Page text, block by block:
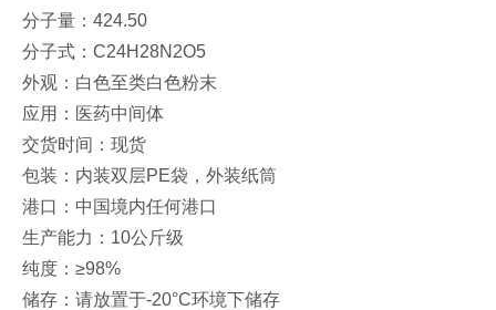
分子量：424.50
分子式：C24H28N2O5
外观：白色至类白色粉末
应用：医药中间体
交货时间：现货
包装：内装双层PE袋，外装纸筒
港口：中国境内任何港口
生产能力：10公斤级
纯度：≥98%
储存：请放置于-20°C环境下储存